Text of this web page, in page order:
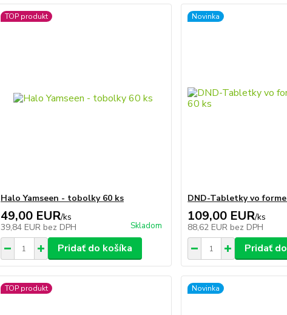
TOP produkt
Halo Yamseen - tobolky 60 ks
49,00 EUR/ks
39,84 EUR bez DPH Skladom
Pridať do košíka
Novinka
DND-Tabletky vo
109,00 EUR/ks
88,62 EUR bez DPH
Pridať
TOP produkt Novinka